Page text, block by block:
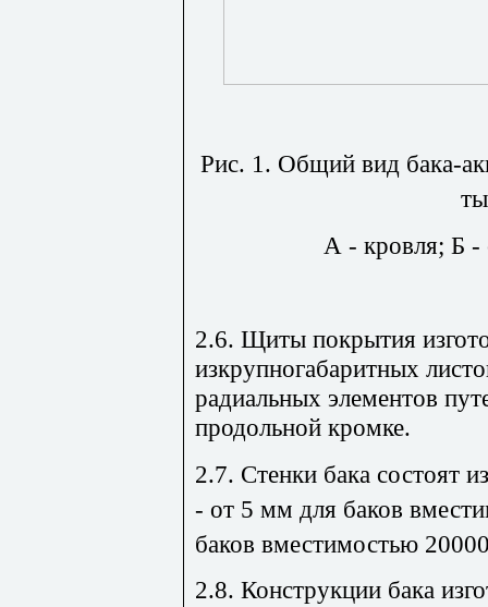
Рис. 1. Общий вид бака-
А - кровля; Б -
2.6. Щиты покрытия
изкрупногабаритных
радиальных элементов
продольной кромке.
2.7. Стенки бака состоят
- от 5 мм для баков
баков вместимостью
2.8. Конструкции бака